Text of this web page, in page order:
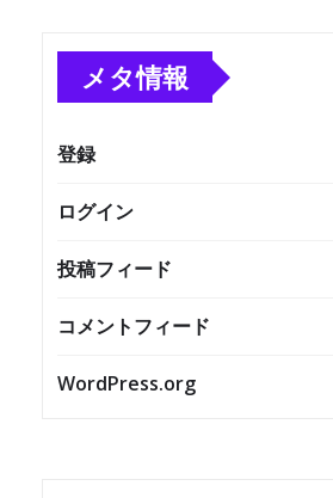
メタ情報
登録
ログイン
投稿フィード
コメントフィード
WordPress.org